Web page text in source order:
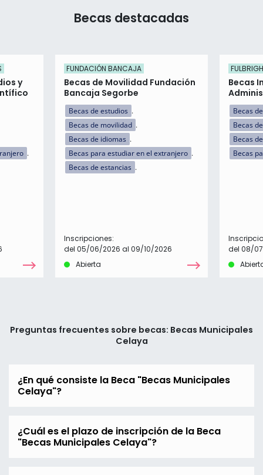
Becas destacadas
y
FUNDACIÓN BANCAJA
Becas de Movilidad Fundación
Bancaja Segorbe
Becas de estudios
Becas de movilidad
Becas de idiomas
Becas para estudiar en el extranjero
Becas de estancias
Inscripciones:
del 05/06/2026 al 09/10/2026
Abierta
Becas
Becas
Becas
Becas
Becas
del 08/
Preguntas frecuentes sobre becas: Becas Municipales
Celaya
¿En qué consiste la Beca "Becas Municipales
Celaya"?
¿Cuál es el plazo de inscripción de la Beca
"Becas Municipales Celaya"?